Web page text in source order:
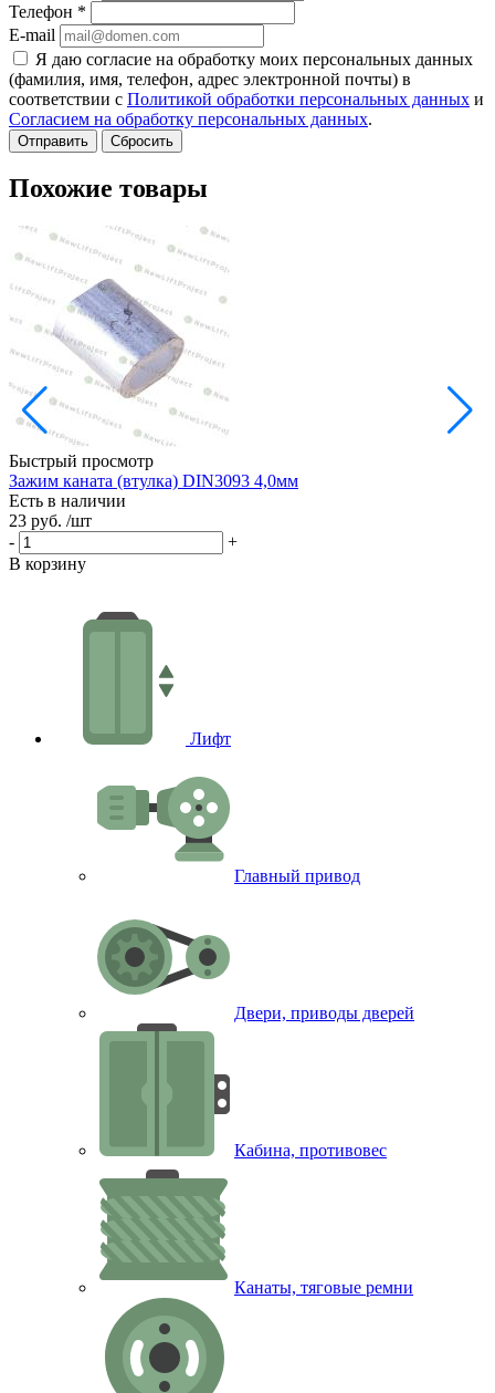
Телефон *
E-mail
Я даю согласие на обработку моих персональных данных
(фамилия, имя, телефон, адрес электронной почты) в
соответствии с Политикой обработки персональных данных и
Согласием на обработку персональных данных.
Сбросить
Похожие товары
Быстрый просмотр
Зажим каната (втулка) DIN3093 4,0мм
Есть в наличии
23 руб. /шт
-
+
В корзину
Лифт
Главный привод
Двери, приводы дверей
Кабина, противовес
Канаты, тяговые ремни